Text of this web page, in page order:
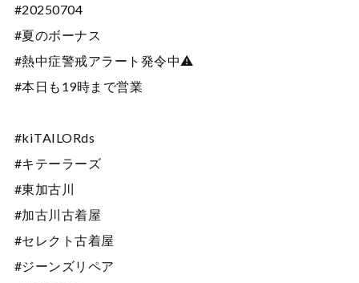
#20250704
#夏のボーナス
#熱中症警戒アラート発令中⚠️
#本日も19時まで営業
#kiTAILORds
#キテーラーズ
#東加古川
#加古川古着屋
#セレクト古着屋
#ジーンズリペア